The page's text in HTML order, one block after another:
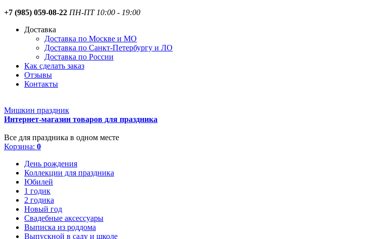
+7 (985) 059-08-22 ПН-ПТ 10:00 - 19:00
Доставка
Доставка по Москве и МО
Доставка по Санкт-Петербургу и ЛО
Доставка по России
Как сделать заказ
Отзывы
Контакты
Мишкин праздник
Интернет-магазин товаров для праздника
Все для праздника в одном месте
Корзина: 0
День рождения
Коллекции для праздника
Юбилей
1 годик
2 годика
Новый год
Свадебные аксессуары
Выписка из роддома
Выпускной в саду и школе